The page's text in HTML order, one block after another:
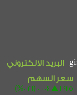
البريد الالكتروني